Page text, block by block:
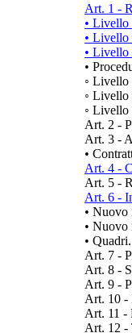
Art. 1 -
• Livello
• Livello
• Livello
•
◦ Livello
◦ Livello
◦ Livello
Art. 2 -
Art. 3 -
•
Art. 4 -
Art. 5 -
Art. 6 -
• Nuovo
• Nuovo
• Quadri.
Art. 7 -
Art. 8 -
Art. 9 -
Art. 10 -
Art. 11 -
Art. 12 -